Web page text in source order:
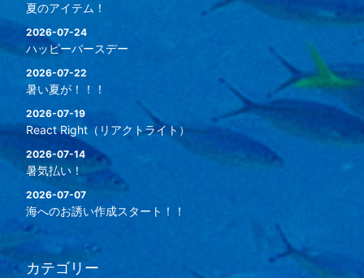
夏のアイテム！
2026-07-24
ハッピーバースデー
2026-07-22
暑い夏が！！！
2026-07-19
React Right（リアクトライト）
2026-07-14
暑気払い！
2026-07-07
海へのお誘い作成スタート！！
カテゴリー